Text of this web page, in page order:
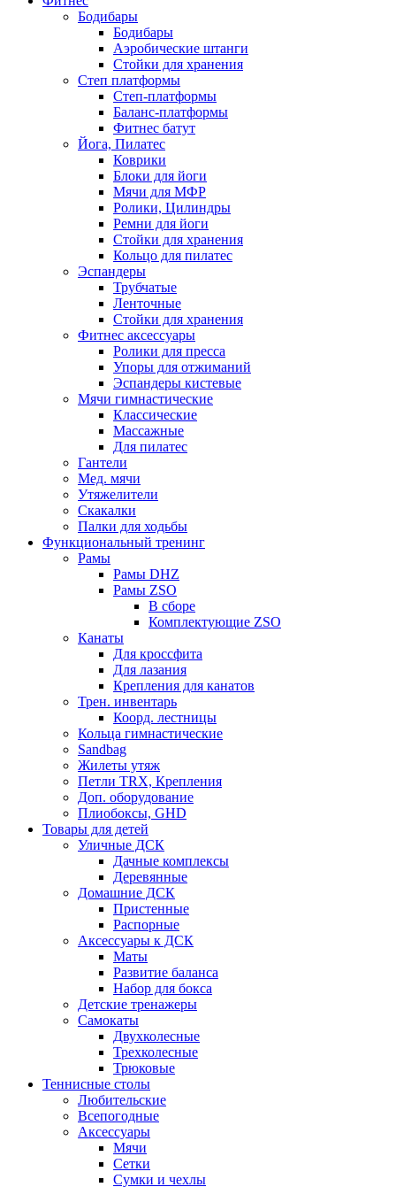
Бодибары
Бодибары
Аэробические штанги
Стойки для хранения
Степ платформы
Степ-платформы
Баланс-платформы
Фитнес батут
Йога, Пилатес
Коврики
Блоки для йоги
Мячи для МФР
Ролики, Цилиндры
Ремни для йоги
Стойки для хранения
Кольцо для пилатес
Эспандеры
Трубчатые
Ленточные
Стойки для хранения
Фитнес аксессуары
Ролики для пресса
Упоры для отжиманий
Эспандеры кистевые
Мячи гимнастические
Классические
Массажные
Для пилатес
Гантели
Мед. мячи
Утяжелители
Скакалки
Палки для ходьбы
Функциональный тренинг
Рамы
Рамы DHZ
Рамы ZSO
В сборе
Комплектующие ZSO
Канаты
Для кроссфита
Для лазания
Крепления для канатов
Трен. инвентарь
Коорд. лестницы
Кольца гимнастические
Sandbag
Жилеты утяж
Петли TRX, Крепления
Доп. оборудование
Плиобоксы, GHD
Товары для детей
Уличные ДСК
Дачные комплексы
Деревянные
Домашние ДСК
Пристенные
Распорные
Аксесcуары к ДСК
Маты
Развитие баланса
Набор для бокса
Детские тренажеры
Самокаты
Двухколесные
Трехколесные
Трюковые
Теннисные столы
Любительские
Всепогодные
Аксессуары
Мячи
Сетки
Сумки и чехлы